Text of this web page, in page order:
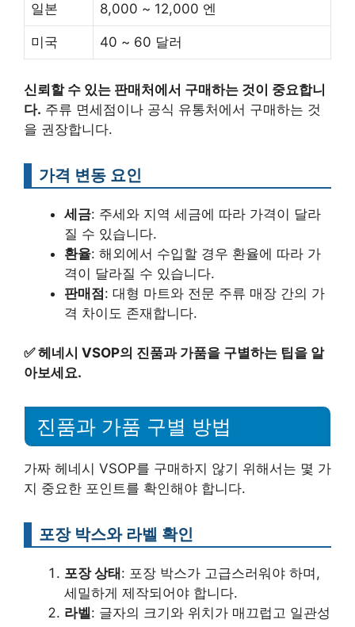
일본 8,000 ~ 12,000 엔
미국 40 ~ 60 달러
신뢰할 수 있는 판매처에서 구매하는 것이 중요합니
다. 주류 면세점이나 공식 유통처에서 구매하는 것
을 권장합니다.
가격 변동 요인
세금: 주세와 지역 세금에 따라 가격이 달라
질 수 있습니다.
환율: 해외에서 수입할 경우 환율에 따라 가
격이 달라질 수 있습니다.
판매점: 대형 마트와 전문 주류 매장 간의 가
격 차이도 존재합니다.
✅헤네시 VSOP의 진품과 가품을 구별하는 팁을 알
아보세요.
진품과 가품 구별 방법
가짜 헤네시 VSOP를 구매하지 않기 위해서는 몇 가
지 중요한 포인트를 확인해야 합니다.
포장 박스와 라벨 확인
포장 상태: 포장 박스가 고급스러워야 하며,
세밀하게 제작되어야 합니다.
라벨: 글자의 크기와 위치가 매끄럽고 일관성